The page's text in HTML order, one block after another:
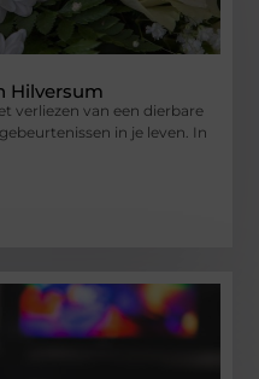
Hilversum
verliezen van een dierbare
in je leven. In